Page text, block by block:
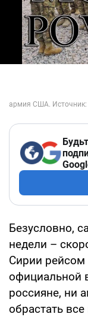
Безусловно,
недели –
Сирии
официальной
россияне, ни
обрастать